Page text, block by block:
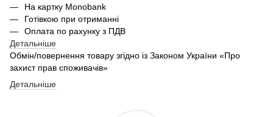
На картку Monobank
Готівкою при отриманні
Оплата по рахунку з ПДВ
Детальніше
Обмін/повернення товару згідно із Законом України «Про
захист прав споживачів»
Детальніше